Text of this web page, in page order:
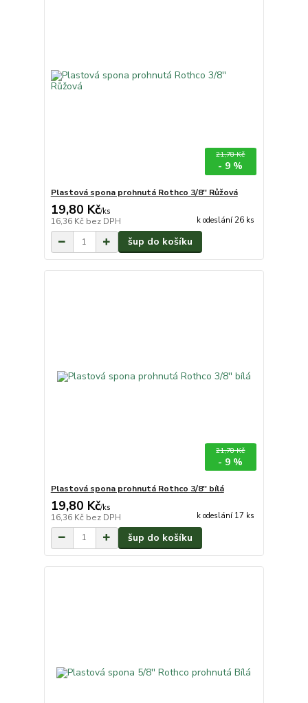
21,78 Kč
- 9 %
Plastová spona prohnutá Rothco 3/8'' Růžová
19,80 Kč/ks
16,36 Kč bez DPH k odeslání 26 ks
šup do košíku
21,78 Kč
- 9 %
Plastová spona prohnutá Rothco 3/8'' bílá
19,80 Kč/ks
16,36 Kč bez DPH k odeslání 17 ks
šup do košíku